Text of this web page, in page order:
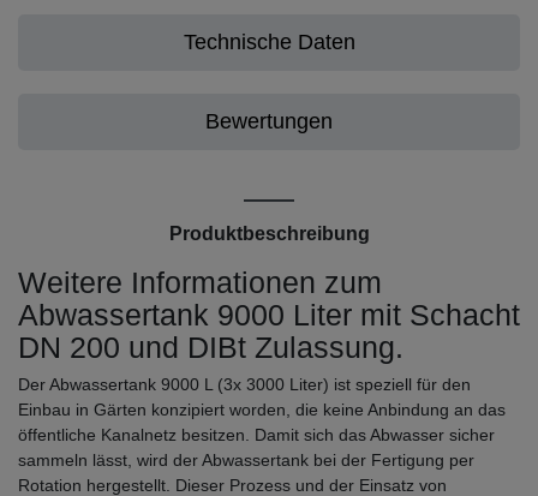
Technische Daten
Bewertungen
Produktbeschreibung
Weitere Informationen zum
Abwassertank 9000 Liter mit Schacht
DN 200 und DIBt Zulassung.
Der Abwassertank 9000 L (3x 3000 Liter) ist speziell für den
Einbau in Gärten konzipiert worden, die keine Anbindung an das
öffentliche Kanalnetz besitzen. Damit sich das Abwasser sicher
sammeln lässt, wird der Abwassertank bei der Fertigung per
Rotation hergestellt. Dieser Prozess und der Einsatz von